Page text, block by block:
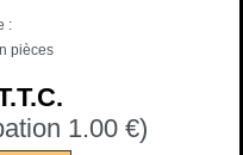
:
pièces
1.00 €)